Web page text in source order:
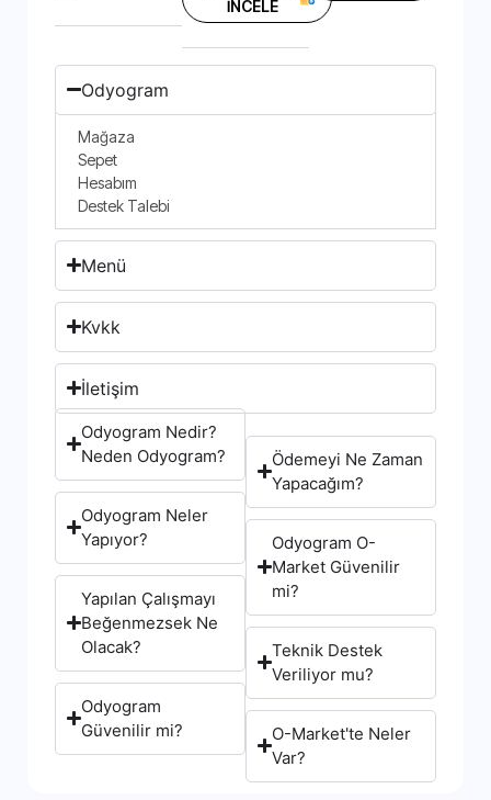
İNCELE
Odyogram
Mağaza
Sepet
Hesabım
Destek Talebi
Menü
Kvkk
İletişim
Odyogram Nedir?
Neden Odyogram?
Odyogram Neler
Yapıyor?
Yapılan Çalışmayı
Beğenmezsek Ne
Olacak?
Odyogram
Güvenilir mi?
Ödemeyi Ne Zaman
Yapacağım?
Odyogram O-
Market Güvenilir
mi?
Teknik Destek
Veriliyor mu?
O-Market'te Neler
Var?